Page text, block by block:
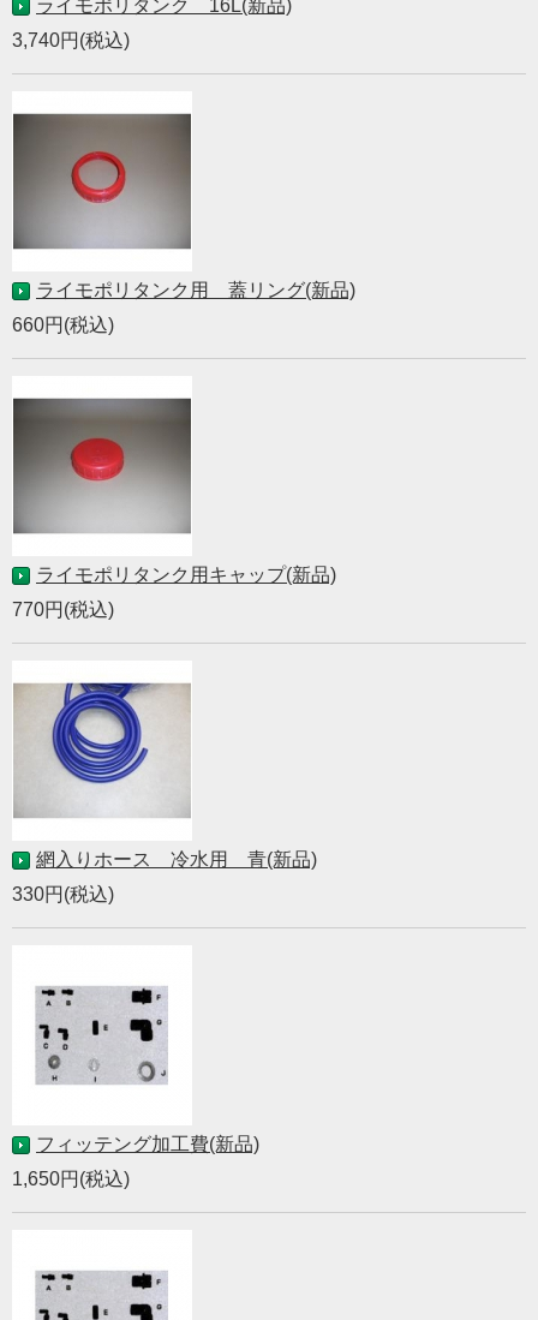
ライモポリタンク 16L(新品)
3,740円(税込)
ライモポリタンク用 蓋リング(新品)
660円(税込)
ライモポリタンク用キャップ(新品)
770円(税込)
網入りホース 冷水用 青(新品)
330円(税込)
フィッテング加工費(新品)
1,650円(税込)